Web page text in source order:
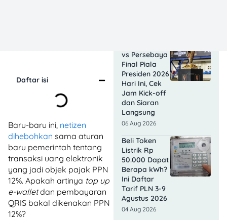
Daftar isi
Baru-baru ini, netizen
dihebohkan sama aturan
baru pemerintah tentang
transaksi uang elektronik
yang jadi objek pajak PPN
12%. Apakah artinya top up
e-walletdan pembayaran
QRIS bakal dikenakan PPN
12%?
vs Persebaya
Final Piala
Presiden 2026
Hari Ini, Cek
Jam Kick-off
dan Siaran
Langsung
06 Aug 2026
Beli Token
Listrik Rp
50.000 Dapat
Berapa kWh?
Ini Daftar
Tarif PLN 3-9
Agustus 2026
04 Aug 2026